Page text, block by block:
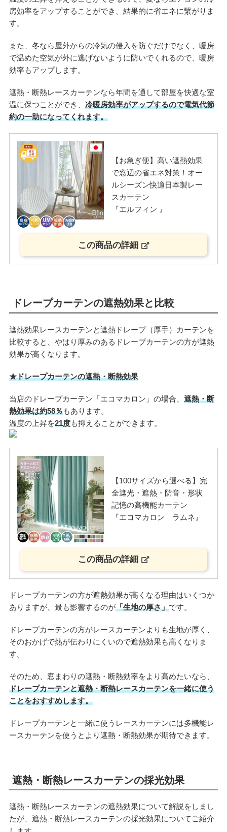
房効率をアップすることができ、結果的に省エネに繋がりま
す。
また、冬なら屋外からの冷気の侵入を防ぐだけでなく、暖房
で温めた空気が外に逃げないように防いでくれるので、暖房
効率もアップします。
遮熱・断熱レースカーテンなら年間を通して部屋を快適な室
温に保つことができ、 冷暖房効率がアップするので電気代節
約の一助になってくれます。
【お急ぎ便】高い遮熱効果
で窓辺の省エネ対策！オー
ルシーズン快適日本製レー
スカーテン
『エルフィン 』
この商品の詳細
ドレープカーテンの遮熱効果と比較
遮熱効果レースカーテンと遮熱ドレープ（厚手）カーテンを
比較すると、やはり厚みのあるドレープカーテンの方が遮熱
効果が高くなります。
★ドレープカーテンの遮熱・断熱効果
当店のドレープカーテン「エコマカロン」の場合、 遮熱・断
熱効果は約58％もあります。
温度の上昇を21度も抑えることができます。
【100サイズから選べる】完
全遮光・遮熱・防音・形状
記憶の高機能カーテン
『エコマカロン ラムネ』
この商品の詳細
ドレープカーテンの方が遮熱効果が高くなる理由はいくつか
ありますが、最も影響するのが「生地の厚さ」です。
ドレープカーテンの方がレースカーテンよりも生地が厚く、
そのおかげで熱が伝わりにくいので遮熱効果も高くなりま
す。
そのため、窓まわりの遮熱・断熱効率をより高めたいなら、
ドレープカーテンと遮熱・断熱レースカーテンを一緒に使う
ことをおすすめします。
ドレープカーテンと一緒に使うレースカーテンには多機能レ
ースカーテンを使うとより遮熱・断熱効果が期待できます。
遮熱・断熱レースカーテンの採光効果
遮熱・断熱レースカーテンの遮熱効果について解説をしまし
たが、遮熱・断熱レースカーテンの採光効果についてご紹介